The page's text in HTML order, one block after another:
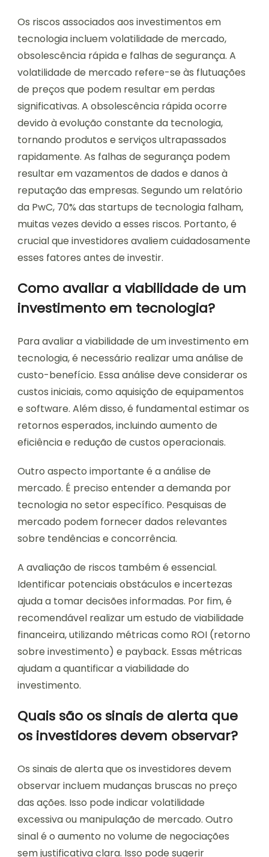
Os riscos associados aos investimentos em
tecnologia incluem volatilidade de mercado,
obsolescência rápida e falhas de segurança. A
volatilidade de mercado refere-se às flutuações
de preços que podem resultar em perdas
significativas. A obsolescência rápida ocorre
devido à evolução constante da tecnologia,
tornando produtos e serviços ultrapassados
rapidamente. As falhas de segurança podem
resultar em vazamentos de dados e danos à
reputação das empresas. Segundo um relatório
da PwC, 70% das startups de tecnologia falham,
muitas vezes devido a esses riscos. Portanto, é
crucial que investidores avaliem cuidadosamente
esses fatores antes de investir.
Como avaliar a viabilidade de um
investimento em tecnologia?
Para avaliar a viabilidade de um investimento em
tecnologia, é necessário realizar uma análise de
custo-benefício. Essa análise deve considerar os
custos iniciais, como aquisição de equipamentos
e software. Além disso, é fundamental estimar os
retornos esperados, incluindo aumento de
eficiência e redução de custos operacionais.
Outro aspecto importante é a análise de
mercado. É preciso entender a demanda por
tecnologia no setor específico. Pesquisas de
mercado podem fornecer dados relevantes
sobre tendências e concorrência.
A avaliação de riscos também é essencial.
Identificar potenciais obstáculos e incertezas
ajuda a tomar decisões informadas. Por fim, é
recomendável realizar um estudo de viabilidade
financeira, utilizando métricas como ROI (retorno
sobre investimento) e payback. Essas métricas
ajudam a quantificar a viabilidade do
investimento.
Quais são os sinais de alerta que
os investidores devem observar?
Os sinais de alerta que os investidores devem
observar incluem mudanças bruscas no preço
das ações. Isso pode indicar volatilidade
excessiva ou manipulação de mercado. Outro
sinal é o aumento no volume de negociações
sem justificativa clara. Isso pode sugerir